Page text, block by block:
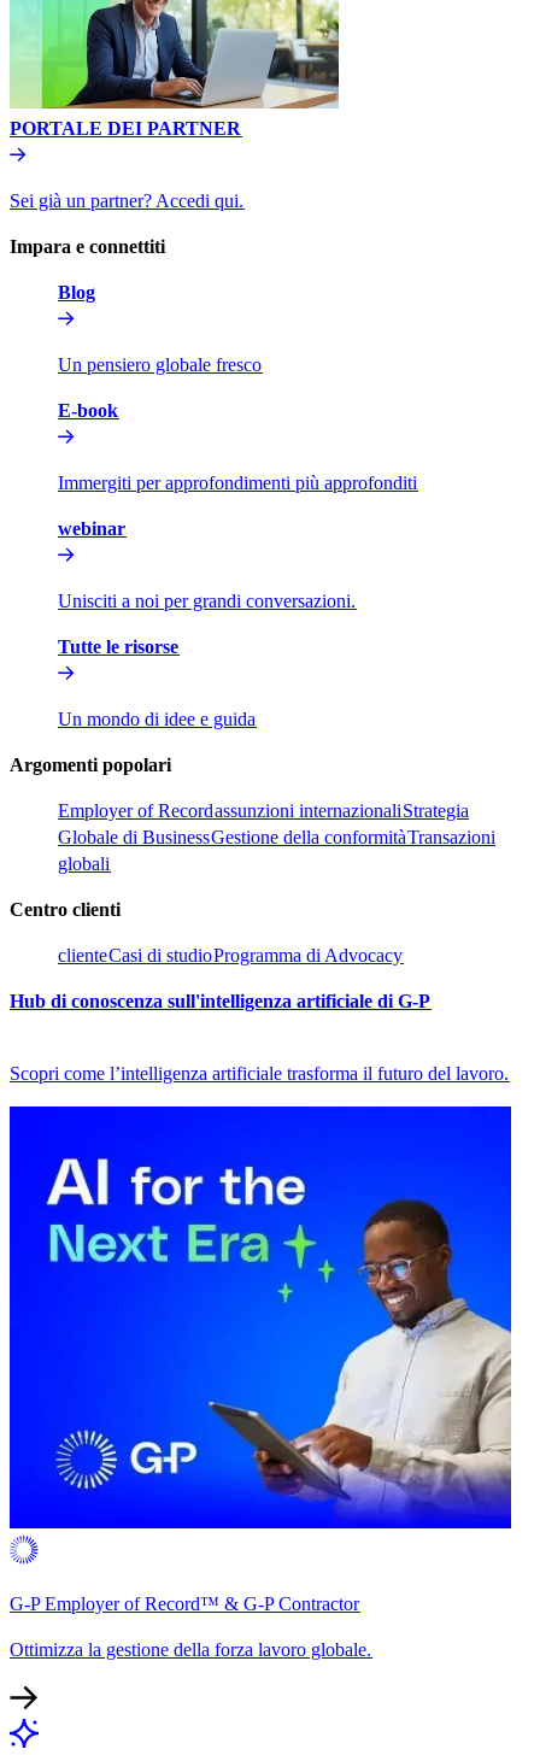
PORTALE DEI PARTNER​​
Sei già un partner? Accedi qui.​​
Impara e connettiti​​
Blog​​
Un pensiero globale fresco​​
E-book​​
Immergiti per approfondimenti più approfonditi​​
webinar​​
Unisciti a noi per grandi conversazioni.​​
Tutte le risorse​​
Un mondo di idee e guida​​
Argomenti popolari​​
Employer of Record​​assunzioni internazionali​​Strategia
Globale di Business​​Gestione della conformità​​Transazioni
globali​​
Centro clienti​​
cliente​​Casi di studio​​Programma di Advocacy​​
Hub di conoscenza sull'intelligenza artificiale di G-P​​
Scopri come l’intelligenza artificiale trasforma il futuro del lavoro.​​
G-P Employer of Record™ & G-P Contractor​​
Ottimizza la gestione della forza lavoro globale.​​